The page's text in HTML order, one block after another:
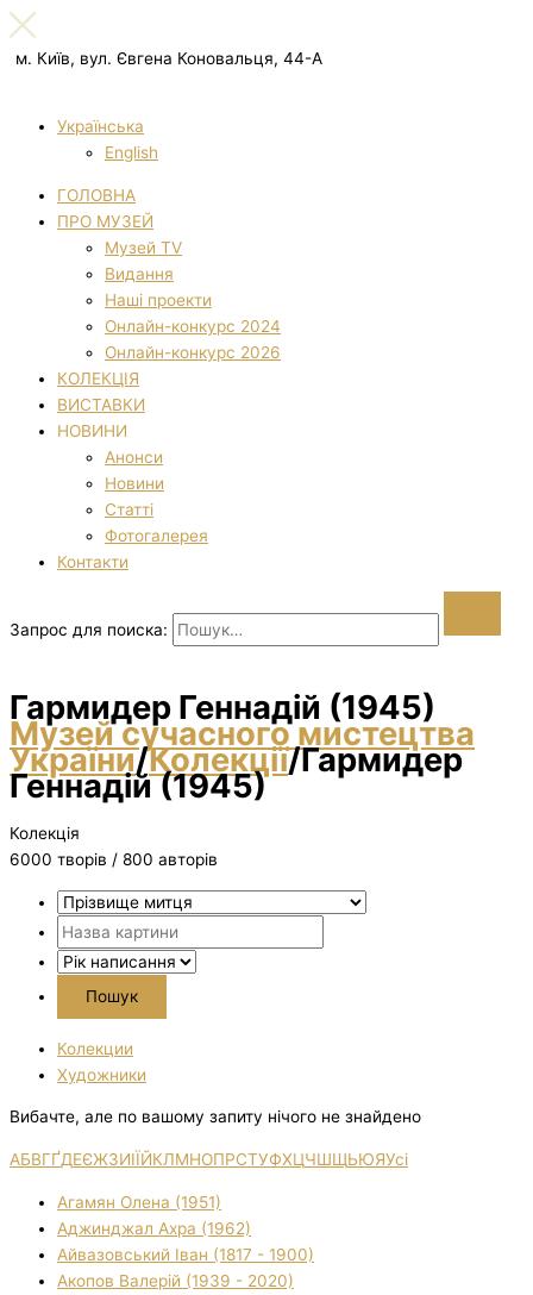
м. Київ, вул. Євгена Коновальця, 44-А
Українська
English
ГОЛОВНА
ПРО МУЗЕЙ
Музей TV
Видання
Наші проекти
Онлайн-конкурс 2024
Онлайн-конкурс 2026
КОЛЕКЦІЯ
ВИСТАВКИ
НОВИНИ
Анонси
Новини
Статті
Фотогалерея
Контакти
Запрос для поиска:
Гармидер Геннадій (1945)
Музей сучасного мистецтва
України/Колекції/Гармидер
Геннадій (1945)
Колекція
6000 творiв / 800 авторів
Колекции
Художники
Вибачте, але по вашому запиту нічого не знайдено
АБВГҐДЕЄЖЗИІЇЙКЛМНОПРСТУФХЦЧШЩЬЮЯУсі
Агамян Олена (1951)
Аджинджал Ахра (1962)
Айвазовський Іван (1817 - 1900)
Акопов Валерій (1939 - 2020)